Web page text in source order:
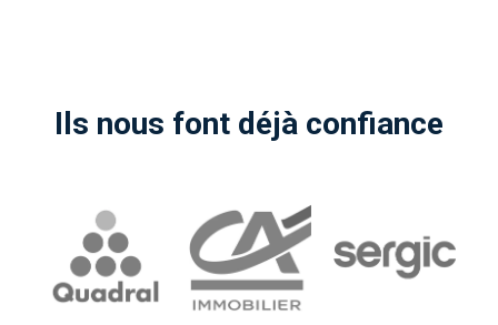
Ils nous font déjà confiance